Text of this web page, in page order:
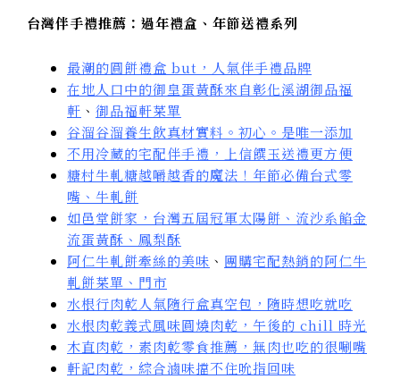
台灣伴手禮推薦：過年禮盒、年節送禮系列
最潮的圓餅禮盒 but，人氣伴手禮品牌
在地人口中的御皇蛋黃酥來自彰化溪湖御品福
軒 、 御品福軒菜單
谷溜谷溜養生飲真材實料。初心。是唯一添加
不用冷藏的宅配伴手禮，上信饌玉送禮更方便
糖村牛軋糖越嚼越香的魔法！年節必備台式零
嘴、牛軋餅
如邑堂餅家，台灣五屆冠軍太陽餅、流沙系餡金
流蛋黃酥、鳳梨酥
阿仁牛軋餅牽絲的美味 、 團購宅配熱銷的阿仁牛
軋餅菜單、門市
水根行肉乾人氣隨行盒真空包，隨時想吃就吃
水根肉乾義式風味圓燒肉乾，午後的 chill 時光
木直肉乾，素肉乾零食推薦，無肉也吃的很唰嘴
軒記肉乾，綜合滷味擋不住吮指回味